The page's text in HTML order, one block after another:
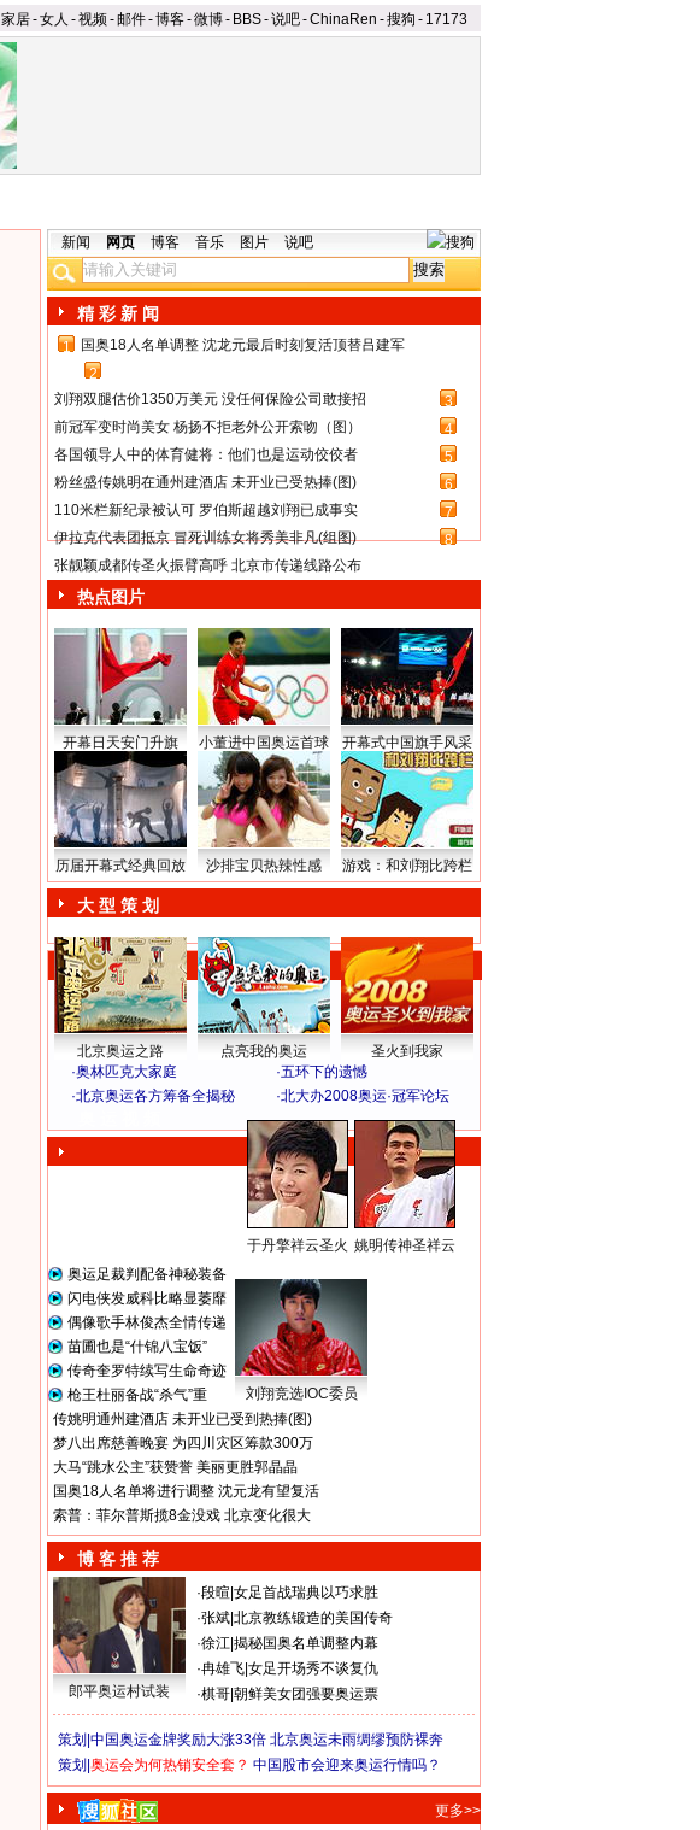
家居-女人 -视频-邮件-博客-微博- BBS-说吧-ChinaRen -搜狗 - 17173
新闻 网页 博客 音乐 图片 说吧
精 彩 新 闻
1
国奥18人名单调整 沈龙元最后时刻复活顶替吕建军
2
刘翔双腿估价1350万美元 没任何保险公司敢接招
3
前冠军变时尚美女 杨扬不拒老外公开索吻（图）
4
各国领导人中的体育健将：他们也是运动佼佼者
5
粉丝盛传姚明在通州建酒店 未开业已受热捧(图)
6
110米栏新纪录被认可 罗伯斯超越刘翔已成事实
7
伊拉克代表团抵京 冒死训练女将秀美非凡(组图)
8
张靓颖成都传圣火振臂高呼 北京市传递线路公布
热点图片
开幕日天安门升旗 小董进中国奥运首球 开幕式中国旗手风采
历届开幕式经典回放 沙排宝贝热辣性感 游戏：和刘翔比跨栏
大 型 策 划
北京奥运之路 点亮我的奥运
圣火到我家
·奥林匹克大家庭 ·五环下的遗憾
·北京奥运各方筹备全揭秘 ·北大办2008奥运·冠军论坛
于丹擎祥云圣火 姚明传神圣祥云
奥运足裁判配备神秘装备
闪电侠发威科比略显萎靡
偶像歌手林俊杰全情传递
苗圃也是“什锦八宝饭”
传奇奎罗特续写生命奇迹
枪王杜丽备战“杀气”重
刘翔竞选IOC委员
传姚明通州建酒店 未开业已受到热捧(图)
梦八出席慈善晚宴 为四川灾区筹款300万
大马“跳水公主”获赞誉 美丽更胜郭晶晶
国奥18人名单将进行调整 沈元龙有望复活
索普：菲尔普斯揽8金没戏 北京变化很大
博 客 推 荐
郎平奥运村试装
·段暄 女足首战瑞典以巧求胜
·张斌 北京教练锻造的美国传奇
·徐江 揭秘国奥名单调整内幕
·冉雄飞 女足开场秀不谈复仇
·棋哥 朝鲜美女团强要奥运票
策划| 中国奥运金牌奖励大涨33倍 北京奥运未雨绸缪预防裸奔
策划| 奥运会为何热销安全套？ 中国股市会迎来奥运行情吗？
更多>>